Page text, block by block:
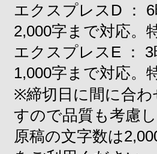
エクスプレスD ：
2,000字まで対応。
エクスプレスE ：
1,000字まで対応。
※締切日に間に合
すので品質も考慮
原稿の文字数は